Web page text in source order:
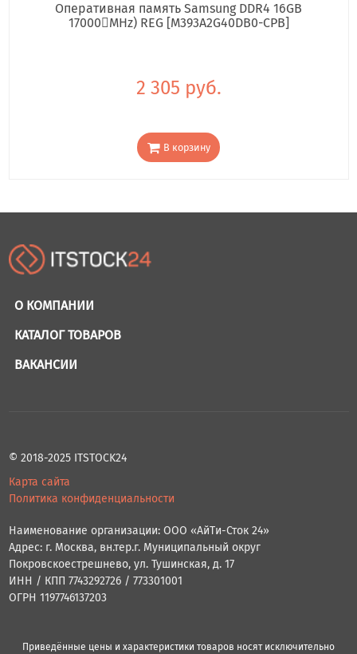
Оперативная память Samsung DDR4 16GB
17000񢋕MHz) REG [M393A2G40DB0-CPB]
2 305 руб.
В корзину
О КОМПАНИИ
КАТАЛОГ ТОВАРОВ
ВАКАНСИИ
© 2018-2025 ITSTOCK24
Карта сайта
Политика конфиденциальности
Наименование организации: ООО «АйТи-Сток 24»
Адрес: г. Москва, вн.тер.г. Муниципальный округ
Покровскоестрешнево, ул. Тушинская, д. 17
ИНН / КПП 7743292726 / 773301001
ОГРН 1197746137203
Приведённые цены и характеристики товаров носят исключительно